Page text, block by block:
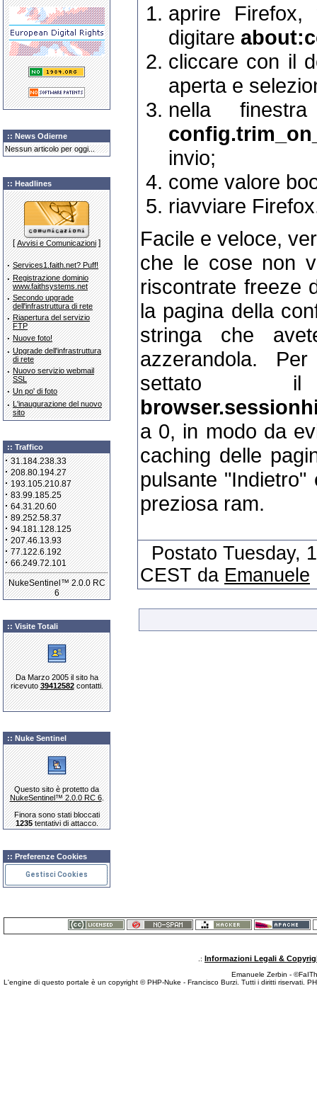
:: News Odierne
Nessun articolo per oggi...
:: Headlines
[Avvisi e Comunicazioni]
· Services1.faith.net? Puff!
· Registrazione dominio
www.faithsystems.net
· Secondo upgrade
dell'infrastruttura di rete
· Riapertura del servizio
FTP
· Nuove foto!
· Upgrade dell'infrastruttura
di rete
· Nuovo servizio webmail
SSL
· Un po' di foto
· L'inaugurazione del nuovo
sito
:: Traffico
·31.184.238.33
·208.80.194.27
·193.105.210.87
·83.99.185.25
·64.31.20.60
·89.252.58.37
·94.181.128.125
·207.46.13.93
·77.122.6.192
·66.249.72.101
NukeSentinel™ 2.0.0 RC
6
:: Visite Totali
Da Marzo 2005 il sito ha
ricevuto39412582contatti.
:: Nuke Sentinel
Questo sito è protetto da
NukeSentinel™ 2.0.0 RC 6.
Finora sono stati bloccati
1235tentativi di attacco.
:: Preferenze Cookies
Gestisci Cookies
aprire Firefox,
digitare
cliccare con il
aperta e
nella
invio;
come valore
riavviare
Facile e veloce,
che le cose non
riscontrate freeze
la pagina della
stringa che
azzerandola.
settato
a 0, in modo da
caching delle
pulsante
preziosa ram.
Postato Tuesday,
CEST da Emanuele
.: Informazioni Legali &
Emanuele Zerbin -
L'engine di questo portale è un copyright © PHP-Nuke - Francisco Burzi. Tutti i diritti riservati.